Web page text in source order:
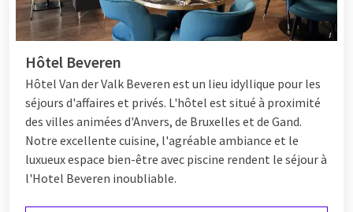
Hôtel Beveren
Hôtel Van der Valk Beveren est un lieu idyllique pour les
séjours d'affaires et privés. L'hôtel est situé à proximité
des villes animées d'Anvers, de Bruxelles et de Gand.
Notre excellente cuisine, l'agréable ambiance et le
luxueux espace bien-être avec piscine rendent le séjour à
l'Hotel Beveren inoubliable.